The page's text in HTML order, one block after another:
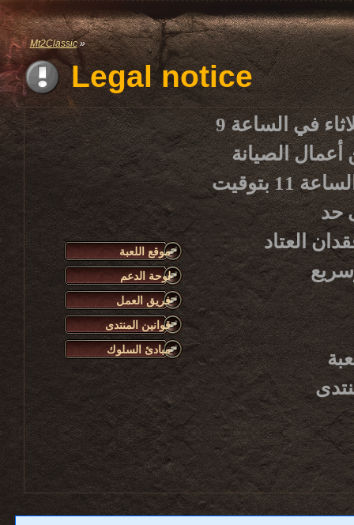
Mt2Classic»
Legal notice
موقع اللعبة
لوحة الدعم
فريق العمل
قوانين المنتدى
مبادئ السلوك
يرجى الانتباه أن أعمال صيانة الخادم الأسبوعية تبدأ كل ثلاثاء في الساعة 9
من أعمال الصيانة
سيكون الخادم متوفراً للاستعمال من جديد، وذلك حوالي الساعة 11 بتوقيت
العتاد